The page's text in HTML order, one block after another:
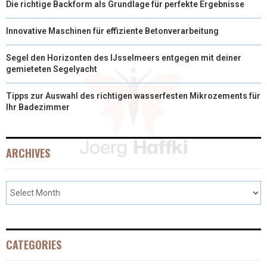
Die richtige Backform als Grundlage für perfekte Ergebnisse
Innovative Maschinen für effiziente Betonverarbeitung
Segel den Horizonten des IJsselmeers entgegen mit deiner
gemieteten Segelyacht
Tipps zur Auswahl des richtigen wasserfesten Mikrozements für
Ihr Badezimmer
ARCHIVES
CATEGORIES